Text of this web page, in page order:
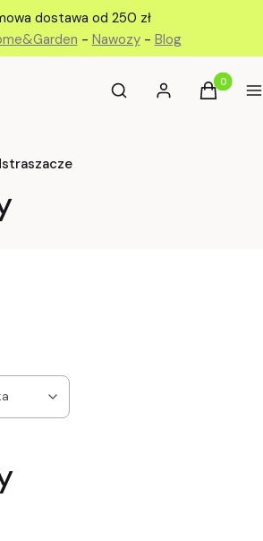
dostawa od 250 zł
- Nawozy- Blog
Otwórz wyszukiwarkę
Szukaj Zaloguj sięProdukty
Koszyk